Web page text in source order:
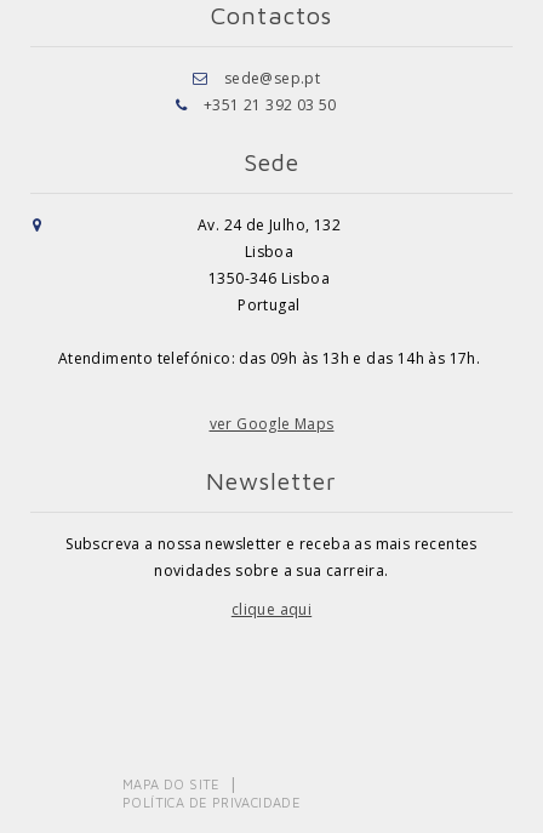
Contactos
sede@sep.pt
+351 21 392 03 50
Sede
Av. 24 de Julho, 132
Lisboa
1350-346 Lisboa
Portugal
Atendimento telefónico: das 09h às 13h e das 14h às 17h.
ver Google Maps
Newsletter
Subscreva a nossa newsletter e receba as mais recentes
novidades sobre a sua carreira.
clique aqui
MAPA DO SITE
POLÍTICA DE PRIVACIDADE